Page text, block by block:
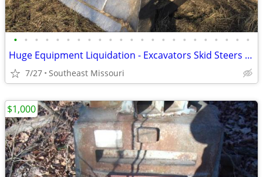
• • • • • • • • • • • • • • • • • • • • • • •
Huge Equipment Liquidation - Excavators Skid Steers Dump Truck Trailer
7/27 Southeast Missouri
$1,000